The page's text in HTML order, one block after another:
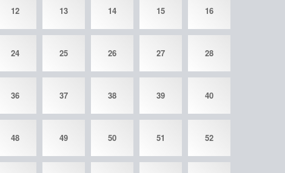
12 13 14 15 16
24 25 26 27 28
36 37 38 39 40
48 49 50 51 52